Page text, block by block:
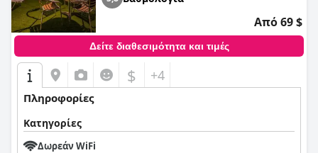
Από 69 $
Δείτε διαθεσιμότητα και τιμές
$ +4
Πληροφορίες
Κατηγορίες
Δωρεάν WiFi